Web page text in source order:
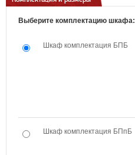
Выберите комплектацию шкафа:
Шкаф комплектация БПБ
Шкаф комплектация БПпБ